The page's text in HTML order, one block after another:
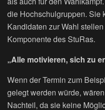
die Hochschulgruppen. Sie
Kandidaten zur Wahl
Komponente des StuRas.
„Alle motivieren, sich zu
Wenn der Termin zum
gelegt werden würde,
Nachteil, da sie keine